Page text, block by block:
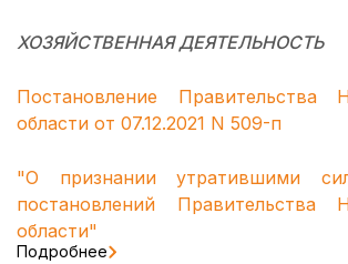
ХОЗЯЙСТВЕННАЯ ДЕЯТЕЛЬНОСТЬ
Постановление Правительства
области от 07.12.2021 N 509-п
"О признании утратившими
постановлений Правительства
области"
Подробнее